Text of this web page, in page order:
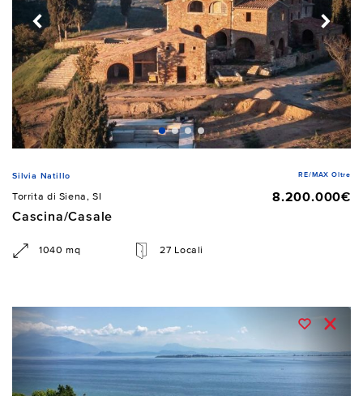
Silvia Natillo RE/MAX Oltre
Torrita di Siena, SI
8.200.000€
Cascina/Casale
1040 mq 27 Locali